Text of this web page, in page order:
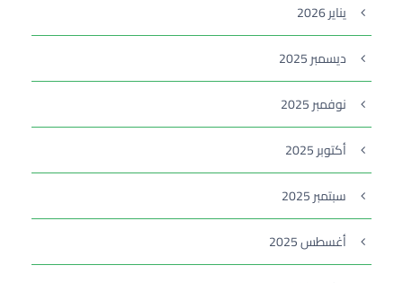
يناير 2026
ديسمبر 2025
نوفمبر 2025
أكتوبر 2025
سبتمبر 2025
أغسطس 2025